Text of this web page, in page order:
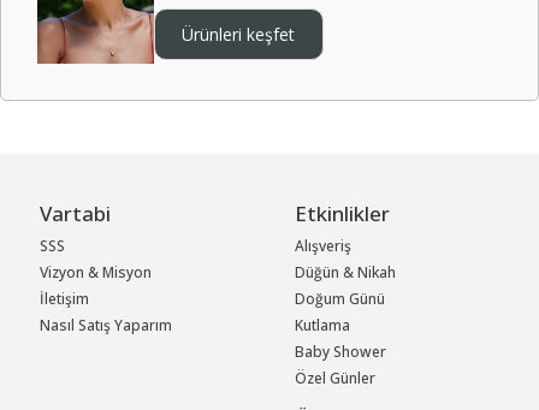
Ürünleri keşfet
Vartabi
SSS
Vizyon & Misyon
İletişim
Nasıl Satış Yaparım
Etkinlikler
Alışveriş
Düğün & Nikah
Doğum Günü
Kutlama
Baby Shower
Özel Günler